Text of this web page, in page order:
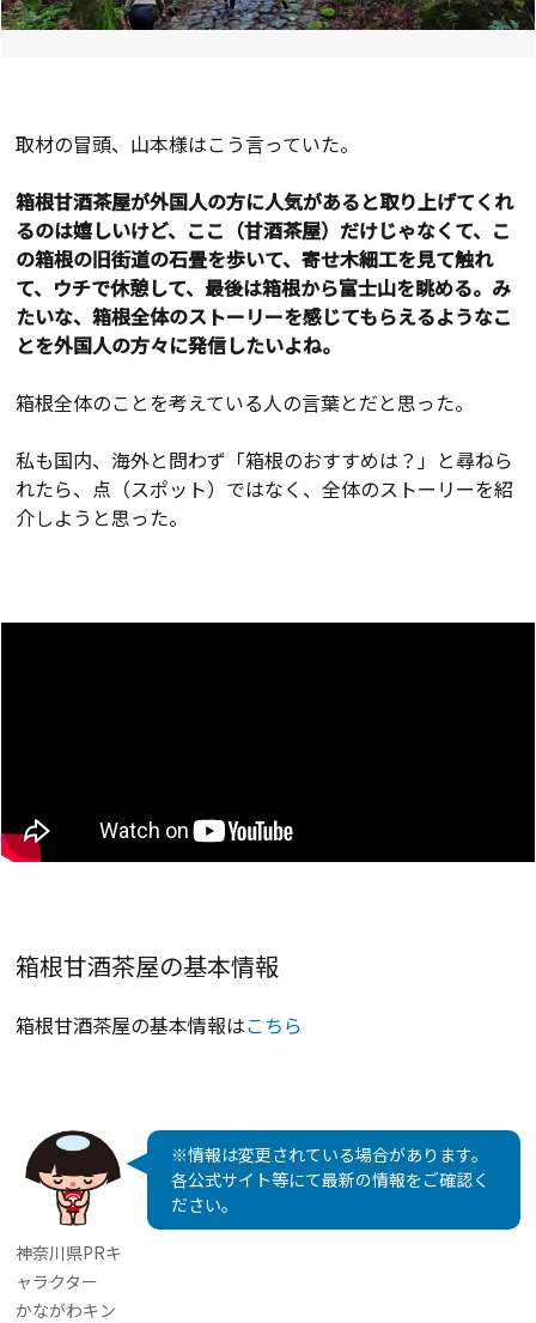
取材の冒頭、山本様はこう言っていた。
箱根甘酒茶屋が外国人の方に人気があると取り上げてくれ
るのは嬉しいけど、ここ（甘酒茶屋）だけじゃなくて、こ
の箱根の旧街道の石畳を歩いて、寄せ木細工を見て触れ
て、ウチで休憩して、最後は箱根から富士山を眺める。み
たいな、箱根全体のストーリーを感じてもらえるようなこ
とを外国人の方々に発信したいよね。
箱根全体のことを考えている人の言葉とだと思った。
私も国内、海外と問わず「箱根のおすすめは？」と尋ねら
れたら、点（スポット）ではなく、全体のストーリーを紹
介しようと思った。
箱根甘酒茶屋の基本情報
箱根甘酒茶屋の基本情報はこちら
神奈川県PRキ
ャラクター
かながわキン
※情報は変更されている場合があります。
各公式サイト等にて最新の情報をご確認く
ださい。